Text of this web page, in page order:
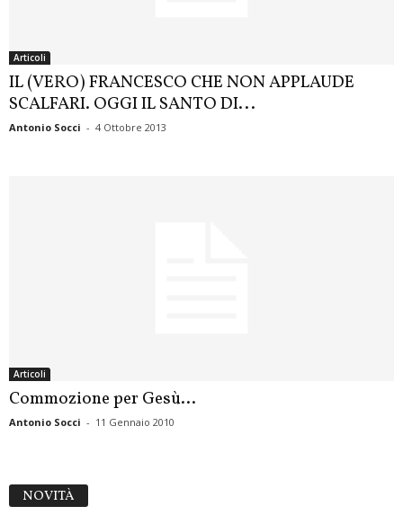
Articoli
IL (VERO) FRANCESCO CHE NON APPLAUDE
SCALFARI. OGGI IL SANTO DI...
Antonio Socci - 4 Ottobre 2013
Articoli
Commozione per Gesù…
Antonio Socci - 11 Gennaio 2010
NOVITÀ